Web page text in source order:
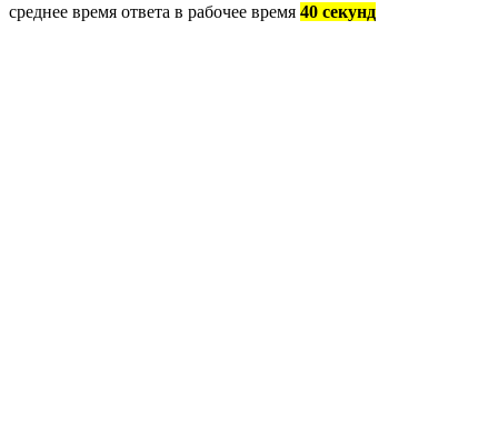
среднее время ответа в рабочее время 40 секунд